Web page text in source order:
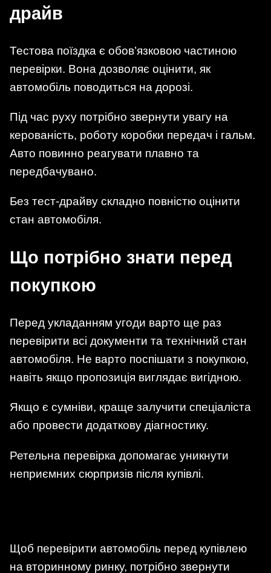
драйв
Тестова поїздка є обов’язковою частиною
перевірки. Вона дозволяє оцінити, як
автомобіль поводиться на дорозі.
Під час руху потрібно звернути увагу на
керованість, роботу коробки передач і гальм.
Авто повинно реагувати плавно та
передбачувано.
Без тест-драйву складно повністю оцінити
стан автомобіля.
Що потрібно знати перед
покупкою
Перед укладанням угоди варто ще раз
перевірити всі документи та технічний стан
автомобіля. Не варто поспішати з покупкою,
навіть якщо пропозиція виглядає вигідною.
Якщо є сумніви, краще залучити спеціаліста
або провести додаткову діагностику.
Ретельна перевірка допомагає уникнути
неприємних сюрпризів після купівлі.
Щоб перевірити автомобіль перед купівлею
на вторинному ринку, потрібно звернути